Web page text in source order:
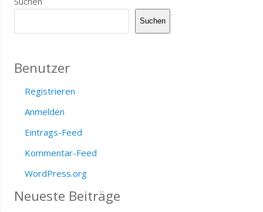
Suchen
Benutzer
Registrieren
Anmelden
Eintrags-Feed
Kommentar-Feed
WordPress.org
Neueste Beiträge